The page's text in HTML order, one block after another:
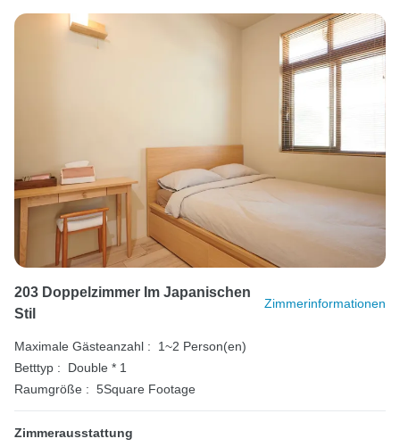
203 Doppelzimmer Im Japanischen
Stil
Zimmerinformationen
Maximale Gästeanzahl :
1~2 Person(en)
Betttyp :
Double * 1
Raumgröße : 5Square Footage
Zimmerausstattung